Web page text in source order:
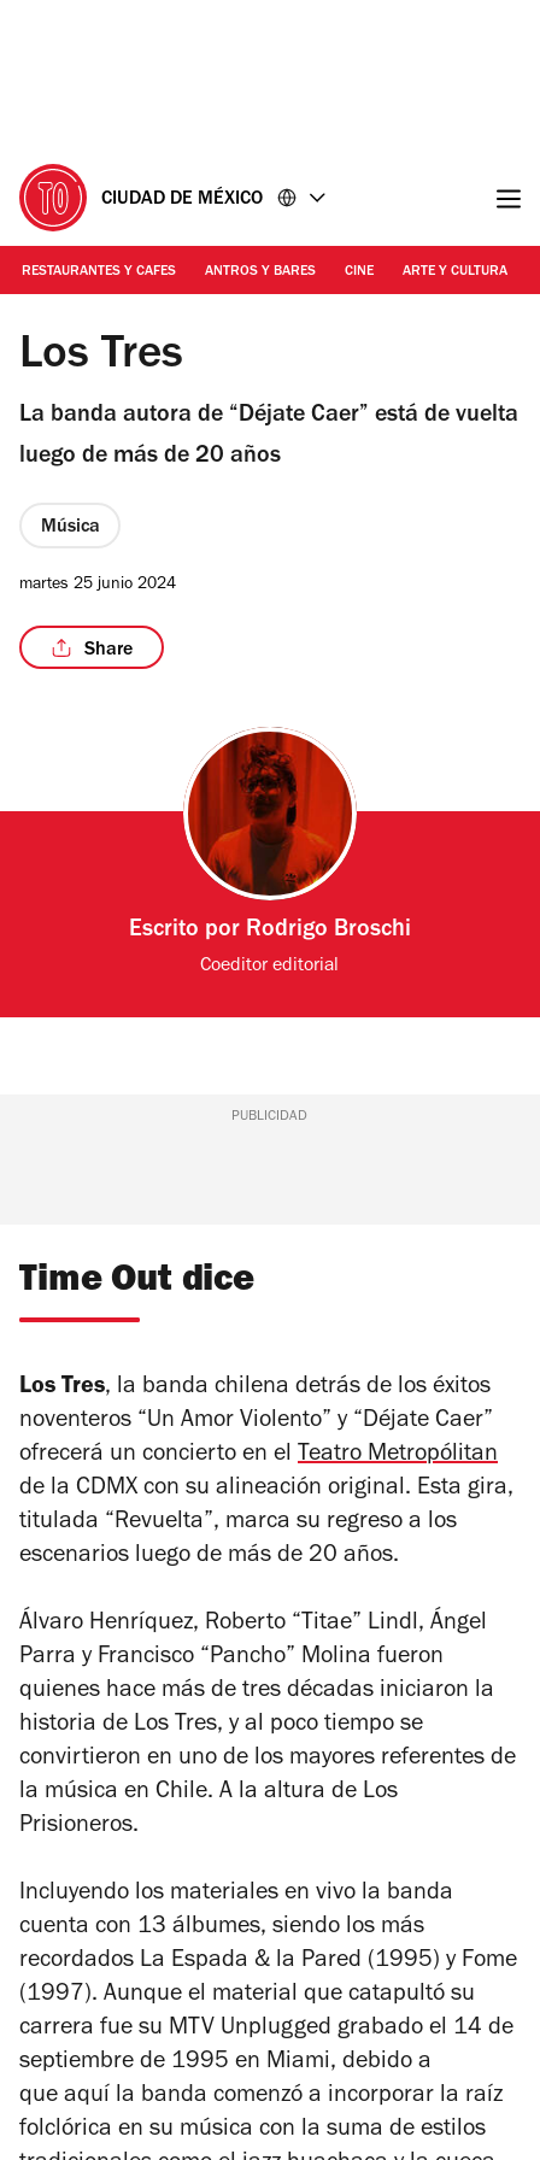
CIUDAD DE MÉXICO
RESTAURANTES Y CAFES ANTROS Y BARES CINE ARTE Y CULTURA
Foto: OCESA
Los Tres
La banda autora de “Déjate Caer” está de vuelta
luego de más de 20 años
Música
martes 25 junio 2024
Share
Escrito por Rodrigo Broschi
Coeditor editorial
PUBLICIDAD
Time Out dice
Los Tres, la banda chilena detrás de los éxitos
noventeros “Un Amor Violento” y “Déjate Caer”
ofrecerá un concierto en el Teatro Metropólitan
de la CDMX con su alineación original. Esta gira,
titulada “Revuelta”, marca su regreso a los
escenarios luego de más de 20 años.
Álvaro Henríquez, Roberto “Titae” Lindl, Ángel
Parra y Francisco “Pancho” Molina fueron
quienes hace más de tres décadas iniciaron la
historia de Los Tres, y al poco tiempo se
convirtieron en uno de los mayores referentes de
la música en Chile. A la altura de Los
Prisioneros.
Incluyendo los materiales en vivo la banda
cuenta con 13 álbumes, siendo los más
recordados La Espada & la Pared (1995) y Fome
(1997). Aunque el material que catapultó su
carrera fue su MTV Unplugged grabado el 14 de
septiembre de 1995 en Miami, debido a
que aquí la banda comenzó a incorporar la raíz
folclórica en su música con la suma de estilos